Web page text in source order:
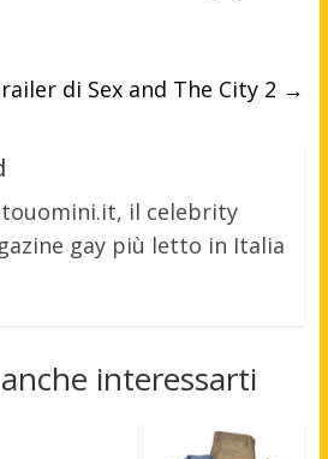
di Sex and The City 2 →
il celebrity
gay più letto in Italia
interessarti